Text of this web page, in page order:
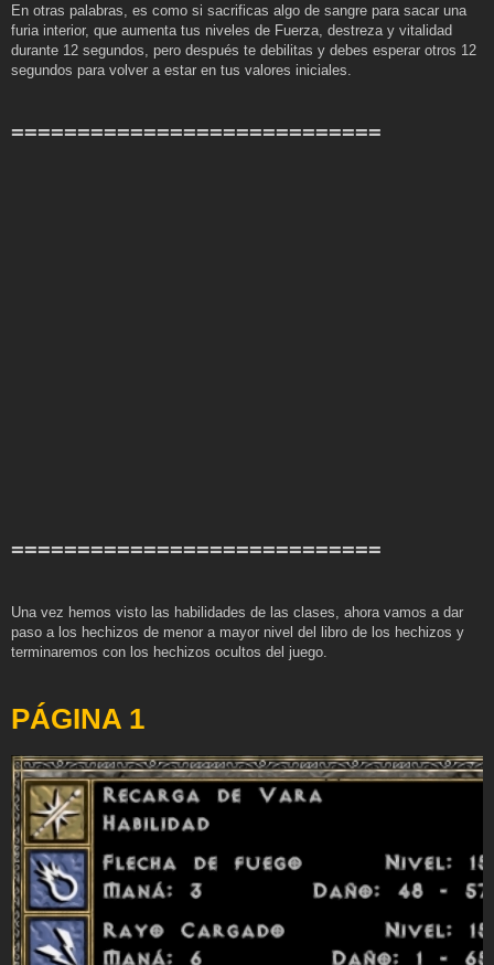
En otras palabras, es como si sacrificas algo de sangre para sacar una
furia interior, que aumenta tus niveles de Fuerza, destreza y vitalidad
durante 12 segundos, pero después te debilitas y debes esperar otros 12
segundos para volver a estar en tus valores iniciales.
============================
============================
Una vez hemos visto las habilidades de las clases, ahora vamos a dar
paso a los hechizos de menor a mayor nivel del libro de los hechizos y
terminaremos con los hechizos ocultos del juego.
PÁGINA 1